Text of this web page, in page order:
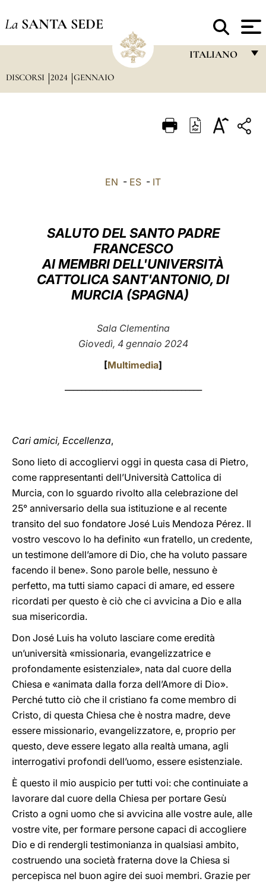
La SANTA SEDE
ITALIANO
ITALIANO
العربيّة
中文
LATINE
DISCORSI 2024 GENNAIO
EN - ES - IT
SALUTO DEL SANTO PADRE
FRANCESCO
AI MEMBRI DELL'UNIVERSITÀ
CATTOLICA SANT'ANTONIO, DI
MURCIA (SPAGNA)
Sala Clementina
Giovedì, 4 gennaio 2024
[Multimedia]
Cari amici, Eccellenza,
Sono lieto di accogliervi oggi in questa casa di Pietro,
come rappresentanti dell’Università Cattolica di
Murcia, con lo sguardo rivolto alla celebrazione del
25° anniversario della sua istituzione e al recente
transito del suo fondatore José Luis Mendoza Pérez. Il
vostro vescovo lo ha definito «un fratello, un credente,
un testimone dell’amore di Dio, che ha voluto passare
facendo il bene». Sono parole belle, nessuno è
perfetto, ma tutti siamo capaci di amare, ed essere
ricordati per questo è ciò che ci avvicina a Dio e alla
sua misericordia.
Don José Luis ha voluto lasciare come eredità
un’università «missionaria, evangelizzatrice e
profondamente esistenziale», nata dal cuore della
Chiesa e «animata dalla forza dell’Amore di Dio».
Perché tutto ciò che il cristiano fa come membro di
Cristo, di questa Chiesa che è nostra madre, deve
essere missionario, evangelizzatore, e, proprio per
questo, deve essere legato alla realtà umana, agli
interrogativi profondi dell’uomo, essere esistenziale.
È questo il mio auspicio per tutti voi: che continuiate a
lavorare dal cuore della Chiesa per portare Gesù
Cristo a ogni uomo che si avvicina alle vostre aule, alle
vostre vite, per formare persone capaci di accogliere
Dio e di rendergli testimonianza in qualsiasi ambito,
costruendo una società fraterna dove la Chiesa si
percepisca nel buon agire dei suoi membri. Grazie per